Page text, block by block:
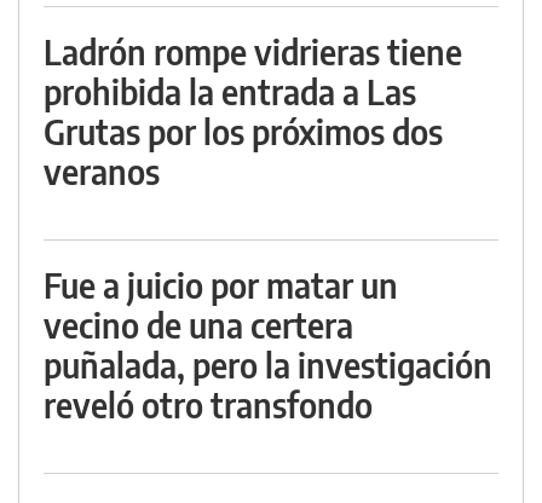
Ladrón rompe vidrieras tiene
prohibida la entrada a Las
Grutas por los próximos dos
veranos
Fue a juicio por matar un
vecino de una certera
puñalada, pero la investigación
reveló otro transfondo